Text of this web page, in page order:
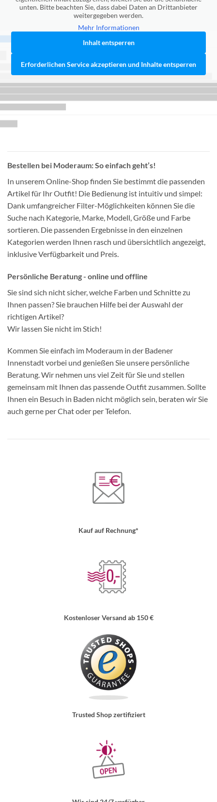
unten. Bitte beachten Sie, dass dabei Daten an Drittanbieter
weitergegeben werden.
Mehr Informationen
Inhalt entsperren
Erforderlichen Service akzeptieren und Inhalte entsperren
Bestellen bei Moderaum: So einfach geht’s!
In unserem Online-Shop finden Sie bestimmt die passenden
Artikel für Ihr Outfit! Die Bedienung ist intuitiv und simpel:
Dank umfangreicher Filter-Möglichkeiten können Sie die
Suche nach Kategorie, Marke, Modell, Größe und Farbe
sortieren. Die passenden Ergebnisse in den einzelnen
Kategorien werden Ihnen rasch und übersichtlich angezeigt,
inklusive Verfügbarkeit und Preis.
Persönliche Beratung - online und offline
Sie sind sich nicht sicher, welche Farben und Schnitte zu
Ihnen passen? Sie brauchen Hilfe bei der Auswahl der
richtigen Artikel?
Wir lassen Sie nicht im Stich!
Kommen Sie einfach im Moderaum in der Badener
Innenstadt vorbei und genießen Sie unsere persönliche
Beratung. Wir nehmen uns viel Zeit für Sie und stellen
gemeinsam mit Ihnen das passende Outfit zusammen. Sollte
Ihnen ein Besuch in Baden nicht möglich sein, beraten wir Sie
auch gerne per Chat oder per Telefon.
Kauf auf Rechnung*
Kostenloser Versand ab 150 €
Trusted Shop zertifiziert